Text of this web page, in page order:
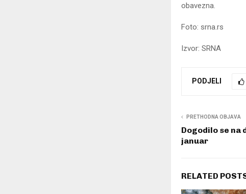
obavezna.
Foto: srna.rs
Izvor: SRNA
PODJELI
PRETHODNA OBJAVA
Dogodilo se na
januar
RELATED